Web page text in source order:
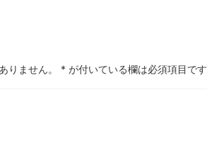
りません。 * が付いている欄は必須項目です